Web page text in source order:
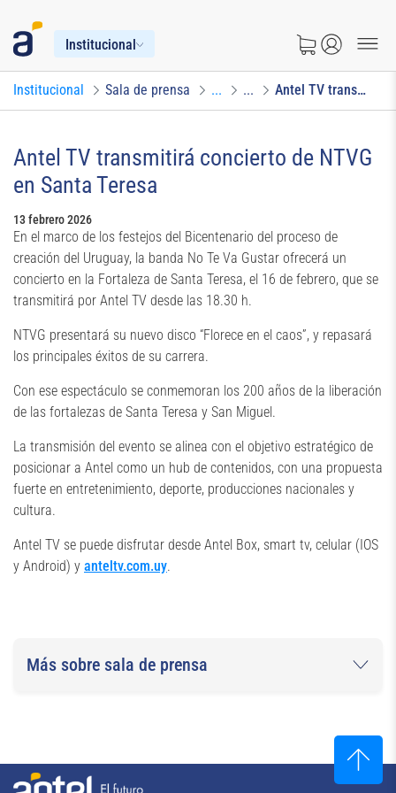
Institucional
Institucional Sala de prensa ... ... Antel TV transmitirá concierto de NTVG en Santa Teresa
Antel TV transmitirá concierto de NTVG
en Santa Teresa
13 febrero 2026
En el marco de los festejos del Bicentenario del proceso de
creación del Uruguay, la banda No Te Va Gustar ofrecerá un
concierto en la Fortaleza de Santa Teresa, el 16 de febrero, que se
transmitirá por Antel TV desde las 18.30 h.
NTVG presentará su nuevo disco “Florece en el caos”, y repasará
los principales éxitos de su carrera.
Con ese espectáculo se conmemoran los 200 años de la liberación
de las fortalezas de Santa Teresa y San Miguel.
La transmisión del evento se alinea con el objetivo estratégico de
posicionar a Antel como un hub de contenidos, con una propuesta
fuerte en entretenimiento, deporte, producciones nacionales y
cultura.
Antel TV se puede disfrutar desde Antel Box, smart tv, celular (IOS
y Android) y anteltv.com.uy.
Más sobre sala de prensa